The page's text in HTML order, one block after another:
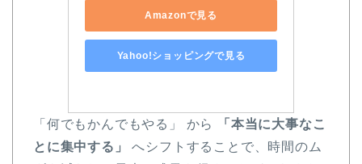
Amazonで見る
Yahoo!ショッピングで見る
「何でもかんでもやる」 から
「本当に大事なこ
とに集中する」
へシフトすることで、時間のム